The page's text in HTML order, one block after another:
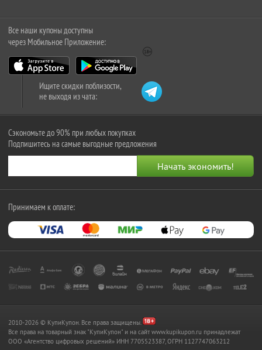
Все наши купоны доступны
через Мобильное Приложение:
Ищите скидки поблизости,
не выходя из чата:
Сэкономьте до 90% при любых покупках
Подпишитесь на самые выгодные предложения
Принимаем к оплате:
2010-2026 © КупиКупон. Все права защищены.
Все права на товарный знак "КупиКупон" и на сайт www.kupikupon.ru принадлежат
OOO «Агентство цифровых решений» ИНН 7705523387, ОГРН 1127747063212